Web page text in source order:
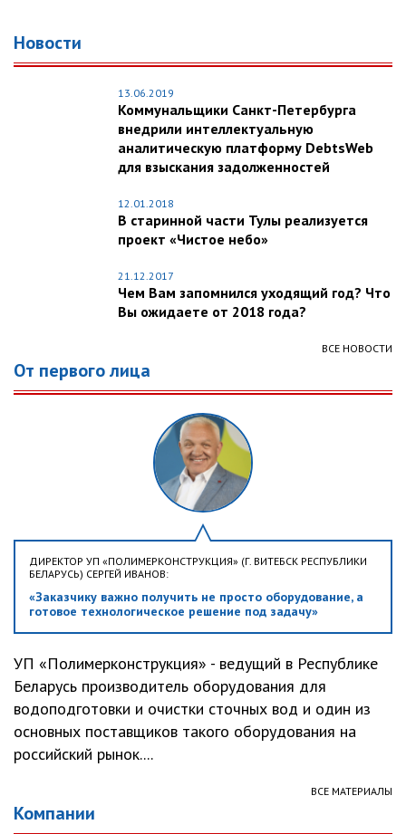
Новости
13.06.2019
Коммунальщики Санкт-Петербурга
внедрили интеллектуальную
аналитическую платформу DebtsWeb
для взыскания задолженностей
12.01.2018
В старинной части Тулы реализуется
проект «Чистое небо»
21.12.2017
Чем Вам запомнился уходящий год? Что
Вы ожидаете от 2018 года?
ВСЕ НОВОСТИ
От первого лица
ДИРЕКТОР УП «ПОЛИМЕРКОНСТРУКЦИЯ» (Г. ВИТЕБСК РЕСПУБЛИКИ
БЕЛАРУСЬ) СЕРГЕЙ ИВАНОВ:
«Заказчику важно получить не просто оборудование, а
готовое технологическое решение под задачу»
УП «Полимерконструкция» - ведущий в Республике
Беларусь производитель оборудования для
водоподготовки и очистки сточных вод и один из
основных поставщиков такого оборудования на
российский рынок....
ВСЕ МАТЕРИАЛЫ
Компании